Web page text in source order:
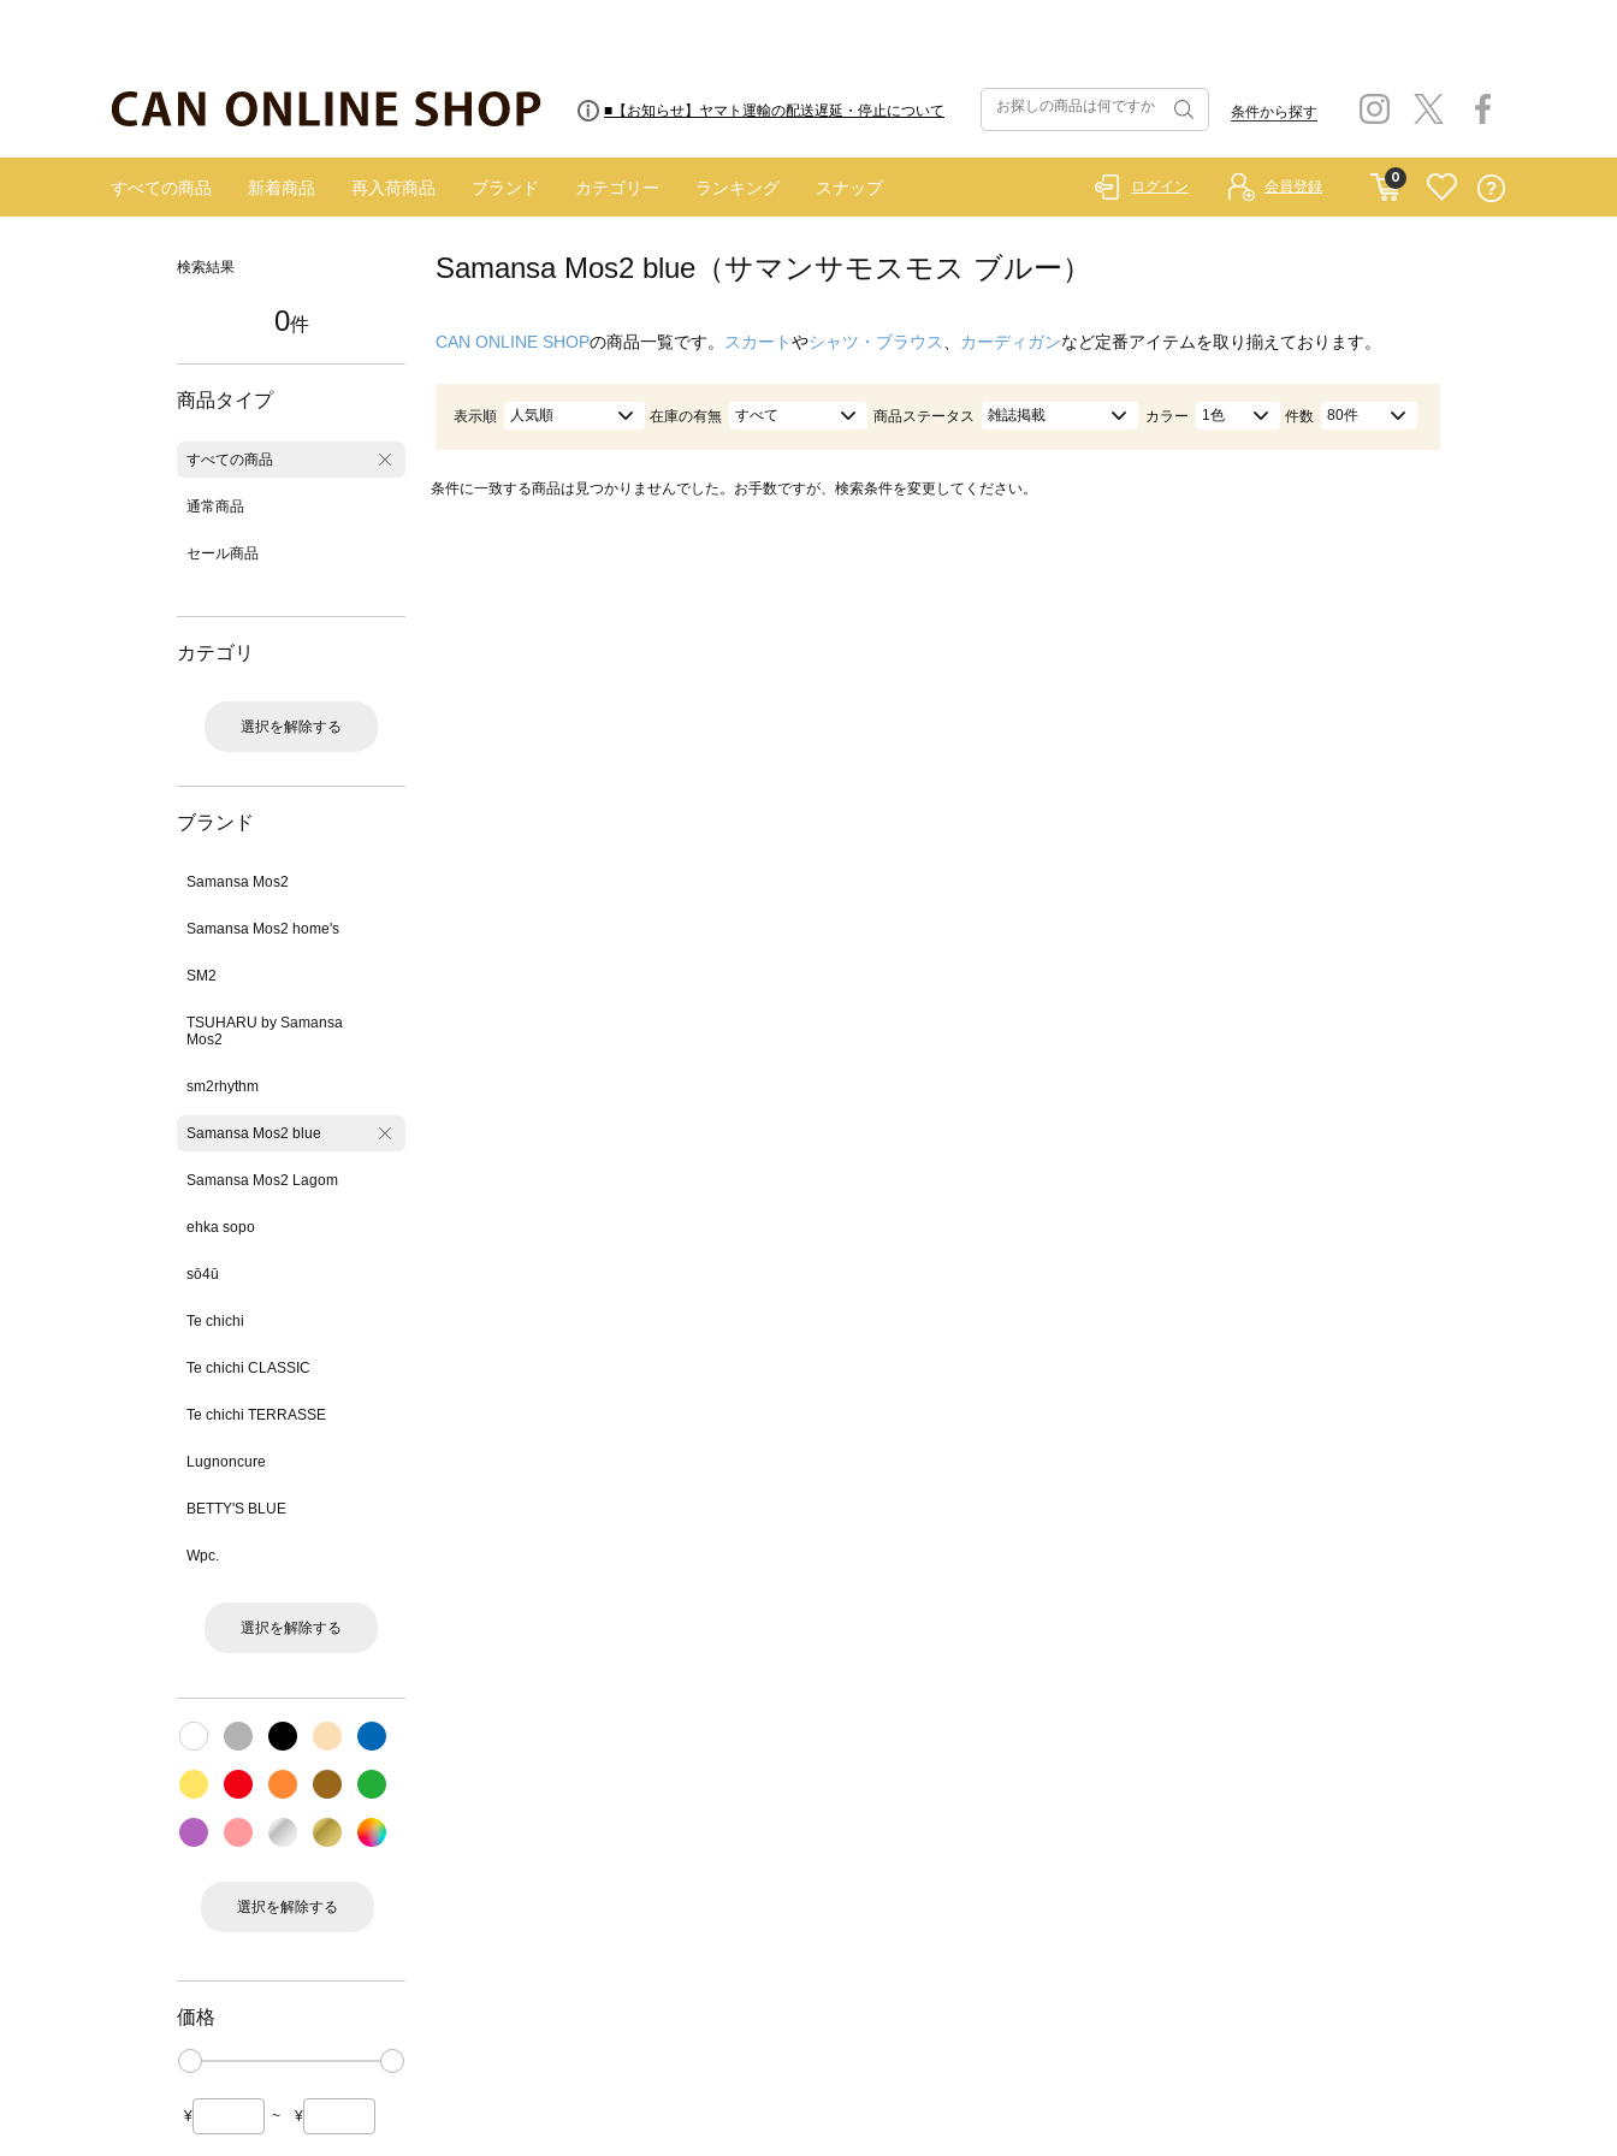
■8/13(木)AM2:00～サイトメンテナンス実施のお知らせ
■【お知らせ】ヤマト運輸の配送遅延・停止について 条件から探す
すべての商品 新着商品 再入荷商品 ブランド カテゴリー ランキング スナップ
0
ログイン 会員登録
検索結果
0件
商品タイプ
すべての商品
通常商品
セール商品
カテゴリ
選択を解除する
ブランド
Samansa Mos2
Samansa Mos2 home's
SM2
TSUHARU by Samansa
Mos2
sm2rhythm
Samansa Mos2 blue
Samansa Mos2 Lagom
ehka sopo
sō4ū
Te chichi
Te chichi CLASSIC
Te chichi TERRASSE
Lugnoncure
BETTY'S BLUE
Wpc.
選択を解除する
選択を解除する
価格
¥ ~ ¥
Samansa Mos2 blue（サマンサモスモス ブルー）
CAN ONLINE SHOPの商品一覧です。 スカートやシャツ・ブラウス カーディガンなど定番アイテムを取り揃えております。
表示順 人気順 在庫の有無 すべて 商品ステータス 雑誌掲載 カラー 1色 件数 80件
条件に一致する商品は見つかりませんでした。お手数ですが、検索条件を変更してください。